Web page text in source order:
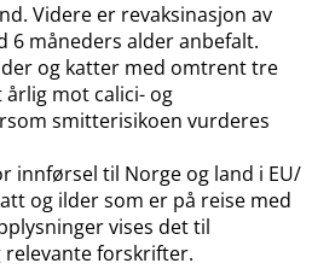
Videre er revaksinasjon av
6 måneders alder anbefalt.
og katter med omtrent tre
mot calici- og
smitterisikoen vurderes
innførsel til Norge og land i EU​/​
og ilder som er på reise med
vises det til
relevante forskrifter.